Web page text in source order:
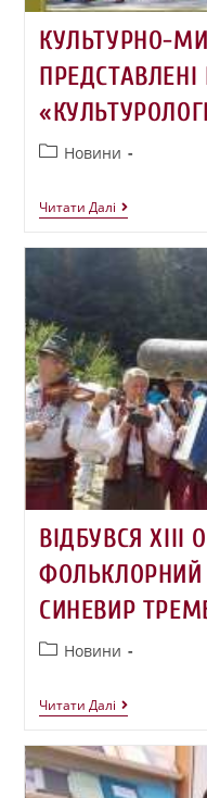
КУЛЬТУРНО-
Новини
Читати Далі
ВІДБУВСЯ ХІІІ
СИНЕВИР
Новини
Читати Далі